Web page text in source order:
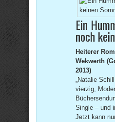
Ein
noch
Heiterer
Wekwerth
2013)
„Natalie
vierzig,
Single – und
Jetzt kann